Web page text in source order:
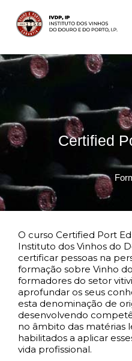
Certified
O curso Certified Port
Instituto dos Vinhos do
certificar pessoas na
formação sobre Vinho
formadores do setor
aprofundar os seus
esta denominação de
desenvolvendo
no âmbito das matérias
habilitados a aplicar
vida profissional.